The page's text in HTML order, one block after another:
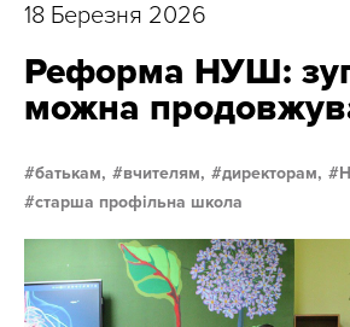
18 Березня 2026
Реформа НУШ:
можна
батькам, вчителям, директорам,
старша профільна школа